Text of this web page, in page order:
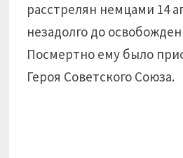
расстрелян немцами 14
незадолго до
Посмертно ему было
Героя Советского Союза.